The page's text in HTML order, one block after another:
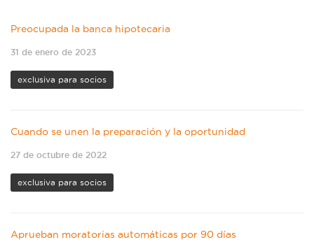
Preocupada la banca hipotecaria
31 de enero de 2023
exclusiva para socios
Cuando se unen la preparación y la oportunidad
27 de octubre de 2022
exclusiva para socios
Aprueban moratorias automáticas por 90 días